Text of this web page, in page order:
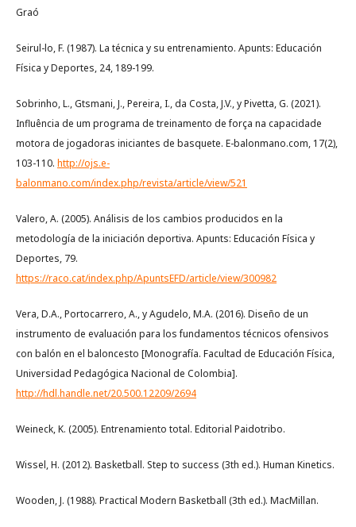
Graó
Seirul-lo, F. (1987). La técnica y su entrenamiento. Apunts: Educación
Física y Deportes, 24, 189-199.
Sobrinho, L., Gtsmani, J., Pereira, I., da Costa, J.V., y Pivetta, G. (2021).
Influência de um programa de treinamento de força na capacidade
motora de jogadoras iniciantes de basquete. E-balonmano.com, 17(2),
103-110. http://ojs.e-
balonmano.com/index.php/revista/article/view/521
Valero, A. (2005). Análisis de los cambios producidos en la
metodología de la iniciación deportiva. Apunts: Educación Física y
Deportes, 79.
https://raco.cat/index.php/ApuntsEFD/article/view/300982
Vera, D.A., Portocarrero, A., y Agudelo, M.A. (2016). Diseño de un
instrumento de evaluación para los fundamentos técnicos ofensivos
con balón en el baloncesto [Monografía. Facultad de Educación Física,
Universidad Pedagógica Nacional de Colombia].
http://hdl.handle.net/20.500.12209/2694
Weineck, K. (2005). Entrenamiento total. Editorial Paidotribo.
Wissel, H. (2012). Basketball. Step to success (3th ed.). Human Kinetics.
Wooden, J. (1988). Practical Modern Basketball (3th ed.). MacMillan.